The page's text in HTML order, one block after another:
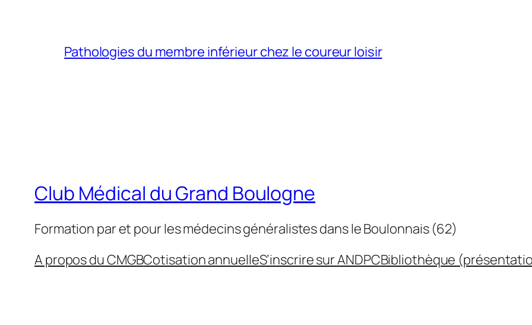
Pathologies du membre inférieur chez le coureur loisir
Club Médical du Grand Boulogne
Formation par et pour les médecins généralistes dans le Boulonnais (62)
A propos du CMGBCotisation annuelleS’inscrire sur ANDPCBibliothèque